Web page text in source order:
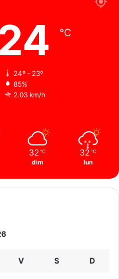
℃
24º - 23º
85%
2.03 km/h
32 ℃
dim
32 ℃
lun
V S D